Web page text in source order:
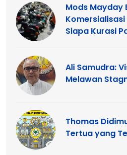
Mods Mayday
Siapa Kurasi
Ali Samudra:
Melawan
Thomas
Tertua yang